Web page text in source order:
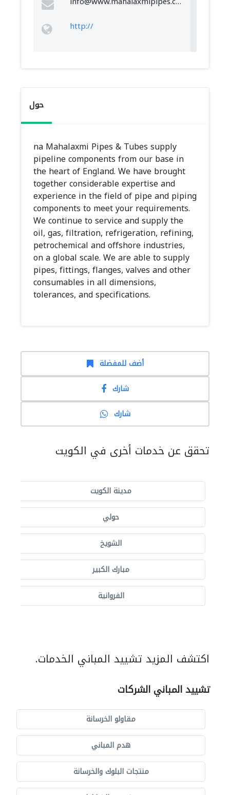
http://
حول
na Mahalaxmi Pipes & Tubes supply
pipeline components from our base in
the heart of England. We have brought
together considerable expertise and
experience in the field of pipe and piping
components to meet your requirements.
We continue to service and supply the
oil, gas, filtration, refrigeration, refining,
petrochemical and offshore industries,
on a global scale. We are able to supply
pipes, fittings, flanges, valves and other
consumables in all dimensions,
tolerances, and specifications.
أضف للمفضلة
شارك
شارك
تحقق عن خدمات أخرى في الكويت
مدينة الكويت
حولي
الشويخ
مبارك الكبير
الفروانية
اكتشف المزيد تشييد المباني الخدمات.
تشييد المباني الشركات
مقاولو الخرسانة
هدم المباني
منتجات البلوك والخرسانة